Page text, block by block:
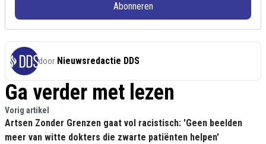
Abonneren
door Nieuwsredactie DDS
Ga verder met lezen
Vorig artikel
Artsen Zonder Grenzen gaat vol racistisch: 'Geen beelden
meer van witte dokters die zwarte patiënten helpen'